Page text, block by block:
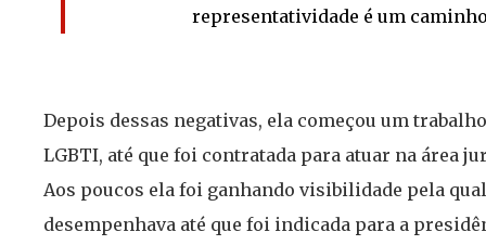
representatividade é um
Depois dessas negativas, ela começou um
LGBTI, até que foi contratada para atuar na área
Aos poucos ela foi ganhando visibilidade pela
desempenhava até que foi indicada para a